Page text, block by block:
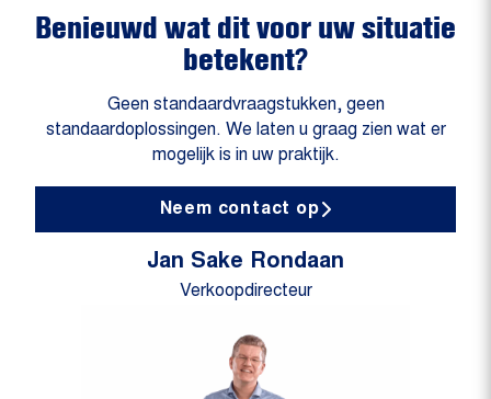
Benieuwd wat dit voor uw situatie
betekent?
Geen standaardvraagstukken, geen
standaardoplossingen. We laten u graag zien wat er
mogelijk is in uw praktijk.
Neem contact op
Jan Sake Rondaan
Verkoopdirecteur